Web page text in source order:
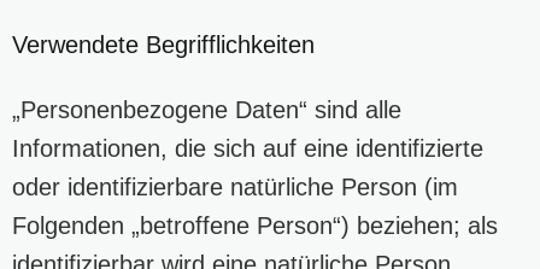
Verwendete Begrifflichkeiten
„Personenbezogene Daten“ sind alle
Informationen, die sich auf eine identifizierte
oder identifizierbare natürliche Person (im
Folgenden „betroffene Person“) beziehen; als